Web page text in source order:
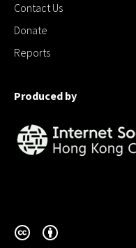
Contact Us
Donate
Reports
Produced by